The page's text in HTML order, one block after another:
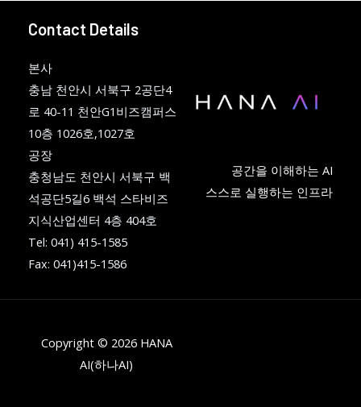
Contact Details
본사
충남 천안시 서북구 2공단4
로 40-11 천안G1비즈캠퍼스
10층 1026호,1027호
공장
충청남도 천안시 서북구 백
석공단5길6 백석 스타비즈
지식산업센터 4층 404호
Tel: 041) 415-1585
Fax: 041)415-1586
공간을 이해하는 AI
스스로 실행하는 인프라
Copyright © 2026 HANA
AI(하나AI)